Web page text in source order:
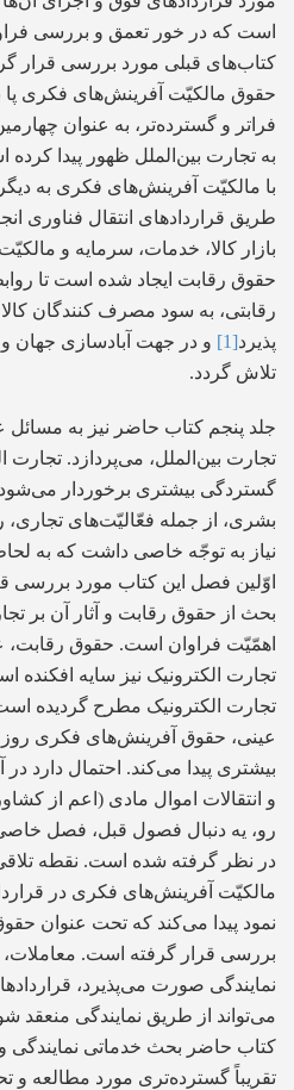
است که در خور تعمق و بررسی
کتاب‌های قبلی مورد بررسی قرار
حقوق مالکیّت آفرینش‌های فکری پا
فراتر و گسترده‌تر، به عنوان
به تجارت بین‌الملل ظهور پیدا
با مالکیّت آفرینش‌های فکری به
طریق قراردادهای انتقال فناوری
بازار کالا، خدمات، سرمایه و
حقوق رقابت ایجاد شده است تا
رقابتی، به سود مصرف کنندگان
پذیرد[1]
و در جهت آبادسازی
تلاش گردد.
جلد پنجم کتاب حاضر نیز به
تجارت بین‌الملل، می‌پردازد. تجارت
گستردگی بیشتری برخوردار
بشری، از جمله فعّالیّت‌های تجاری،
نیاز به توجّه خاصی داشت که به
اوّلین فصل این کتاب مورد بررسی
بحث از حقوق رقابت و آثار آن بر
اهمّیّت فراوان است. حقوق رقابت،
تجارت الکترونیک نیز سایه افکنده
تجارت الکترونیک مطرح گردیده
عینی، حقوق آفرینش‌های فکری روز
بیشتری پیدا می‌کند. احتمال دارد
و انتقالات اموال مادی (اعم از
رو، یه دنبال فصول قبل، فصل خاصی
در نظر گرفته شده است. نقطه
مالکیّت آفرینش‌های فکری در
نمود پیدا می‌کند که تحت عنوان
بررسی قرار گرفته است.
نمایندگی صورت می‌پذیرد،
می‌تواند از طریق نمایندگی منعقد
کتاب حاضر بحث خدماتی نمایندگی
تقریباً گسترده‌تری مورد مطالعه